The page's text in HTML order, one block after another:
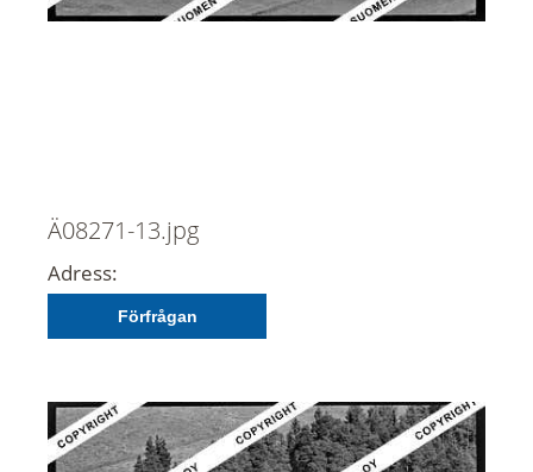
Ä08271-13.jpg
Adress:
Förfrågan